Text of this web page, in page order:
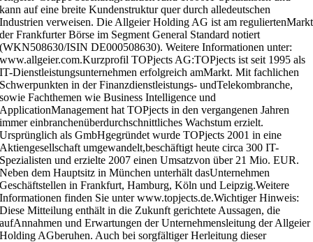
kann auf eine breite Kundenstruktur quer durch alledeutschen
Industrien verweisen. Die Allgeier Holding AG ist am reguliertenMarkt
der Frankfurter Börse im Segment General Standard notiert
(WKN508630/ISIN DE000508630). Weitere Informationen unter:
www.allgeier.com.Kurzprofil TOPjects AG:TOPjects ist seit 1995 als
IT-Dienstleistungsunternehmen erfolgreich amMarkt. Mit fachlichen
Schwerpunkten in der Finanzdienstleistungs- undTelekombranche,
sowie Fachthemen wie Business Intelligence und
ApplicationManagement hat TOPjects in den vergangenen Jahren
immer einbranchenüberdurchschnittliches Wachstum erzielt.
Ursprünglich als GmbHgegründet wurde TOPjects 2001 in eine
Aktiengesellschaft umgewandelt,beschäftigt heute circa 300 IT-
Spezialisten und erzielte 2007 einen Umsatzvon über 21 Mio. EUR.
Neben dem Hauptsitz in München unterhält dasUnternehmen
Geschäftstellen in Frankfurt, Hamburg, Köln und Leipzig.Weitere
Informationen finden Sie unter www.topjects.de.Wichtiger Hinweis:
Diese Mitteilung enthält in die Zukunft gerichtete Aussagen, die
aufAnnahmen und Erwartungen der Unternehmensleitung der Allgeier
Holding AGberuhen. Auch bei sorgfältiger Herleitung dieser